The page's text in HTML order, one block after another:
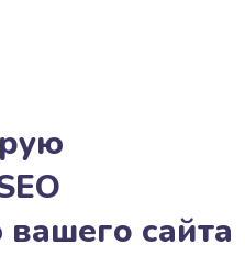
сайта